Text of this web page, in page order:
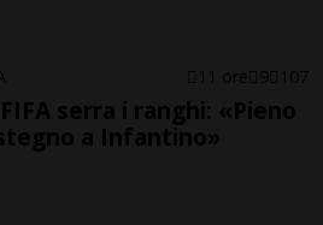
11 ore 9 107
serra i ranghi: «Pieno
a Infantino»